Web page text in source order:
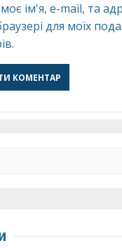
ім'я, e-mail, та
для моїх